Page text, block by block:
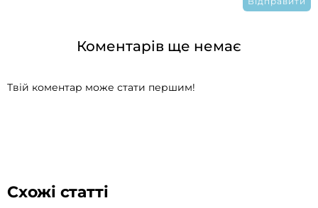
Коментарів ще немає
Твій коментар може стати першим!
Схожі статті